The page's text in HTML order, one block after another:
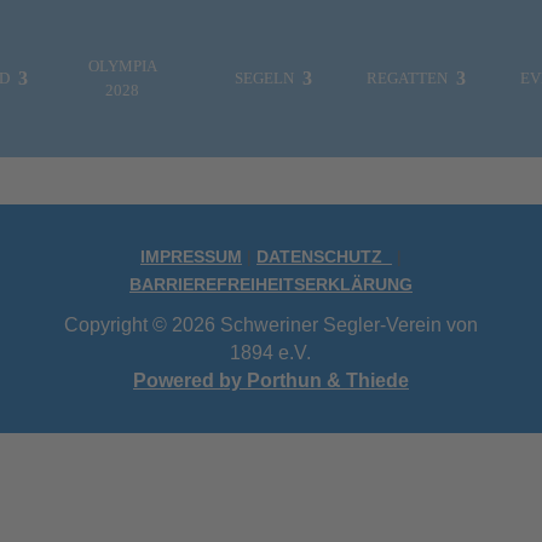
ES WAR EINMAL…
MITTEILUNGEN
FOTOGALERIE
REGATTEN & EVENTS
OLYMPIA
2028
SEGELN REGATTEN
IMPRESSUM DATENSCHUTZ
BARRIEREFREIHEITSERKLÄRUNG
Copyright © 2026 Schweriner Segler-Verein von
1894 e.V.
Powered by Porthun & Thiede